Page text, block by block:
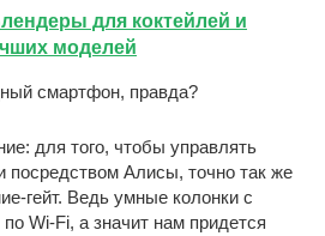
для коктейлей и
моделей
смартфон, правда?
для того, чтобы управлять
посредством Алисы, точно так же
гейт. Ведь умные колонки с
Wi-Fi, а значит нам придется